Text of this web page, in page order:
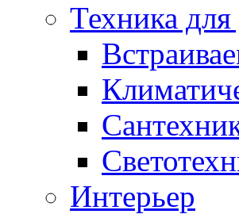
Техника
Интерьер